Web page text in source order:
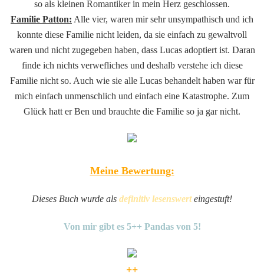
so als kleinen Romantiker in mein Herz geschlossen.
Familie Patton: Alle vier, waren mir sehr unsympathisch und ich
konnte diese Familie nicht leiden, da sie einfach zu gewaltvoll
waren und nicht zugegeben haben, dass Lucas adoptiert ist. Daran
finde ich nichts verwefliches und deshalb verstehe ich diese
Familie nicht so. Auch wie sie alle Lucas behandelt haben war für
mich einfach unmenschlich und einfach eine Katastrophe. Zum
Glück hatt er Ben und brauchte die Familie so ja gar nicht.
Meine Bewertung:
Dieses Buch wurde als definitiv lesenswerteingestuft!
Von mir gibt es 5++ Pandas von 5!
++